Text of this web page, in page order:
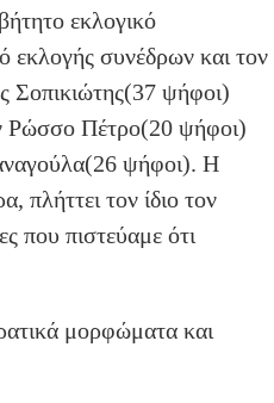
εκλογικό
εκλογής συνέδρων και τον
Σοπικιώτης(37 ψήφοι)
Ρώσσο Πέτρο(20 ψήφοι)
ψήφοι). Η
πλήττει τον ίδιο τον
που πιστεύαμε ότι
μορφώματα και